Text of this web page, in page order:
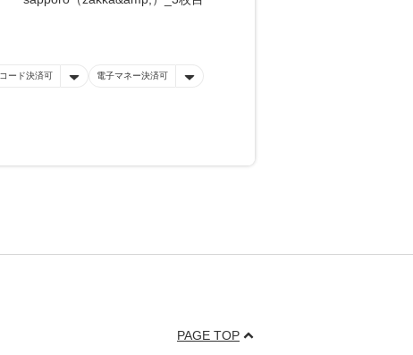
ード決済可 電子マネー決済可
PAGE TOP